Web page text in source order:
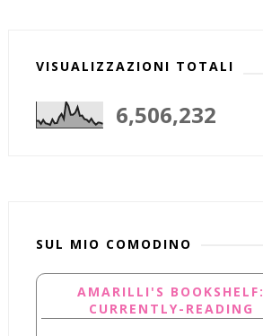
VISUALIZZAZIONI TOTALI
6,506,232
SUL MIO COMODINO
AMARILLI'S BOOKSHELF:
CURRENTLY-READING